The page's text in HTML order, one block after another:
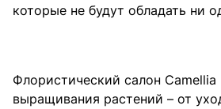
которые не будут обладать ни
Флористический салон
выращивания растений – от